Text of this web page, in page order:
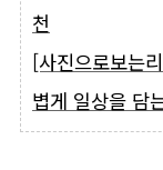
천
[사진으로보는
볍게 일상을 담